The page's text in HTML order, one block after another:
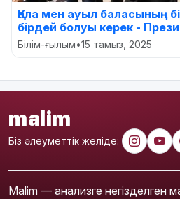
Қала мен ауыл баласының
бірдей болуы керек -
Білім-ғылым•15 тамыз, 2025
malim
Біз әлеуметтік желіде:
Malim — анализге негізделген